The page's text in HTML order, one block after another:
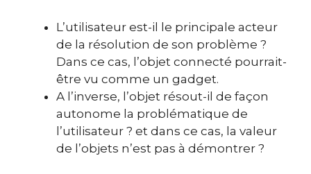
L’utilisateur est-il le principale acteur
de la résolution de son problème ?
Dans ce cas, l’objet connecté pourrait-
être vu comme un gadget.
A l’inverse, l’objet résout-il de façon
autonome la problématique de
l’utilisateur ? et dans ce cas, la valeur
de l’objets n’est pas à démontrer ?